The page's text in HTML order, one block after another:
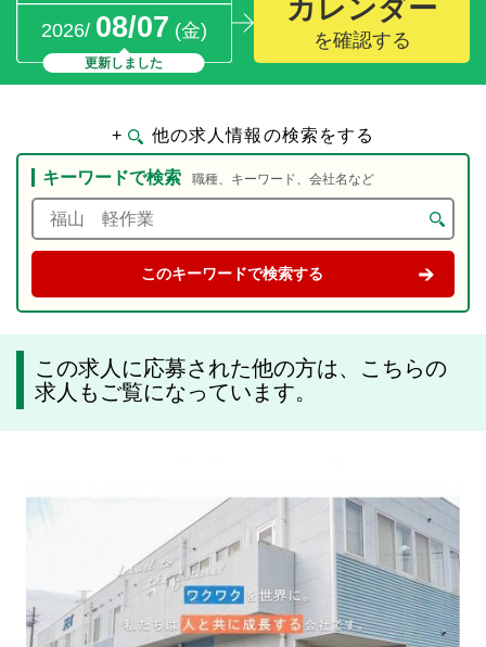
2026/ 08/07 (金)
更新しました
カレンダー
を確認する
+ 他の求人情報の検索をする
キーワードで検索 職種、キーワード、会社名など
この求人に応募された他の方は、こちらの
求人もご覧になっています。